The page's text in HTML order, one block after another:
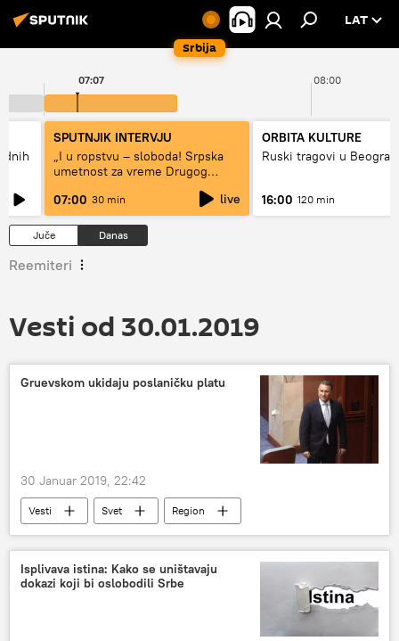
Srbija
LAT
08:00
07:07
SPUTNJIK INTERVJU
„I u ropstvu – sloboda! Srpska
umetnost za vreme Drugog
07:00 30 min live
ORBITA KULTURE
Ruski tragovi u
16:00 120 min
Juče Danas
Reemiteri
Vesti od 30.01.2019
Gruevskom ukidaju poslaničku platu
30 Januar 2019, 22:42
Vesti Svet Region
Isplivava istina: Kako se uništavaju
dokazi koji bi oslobodili Srbe